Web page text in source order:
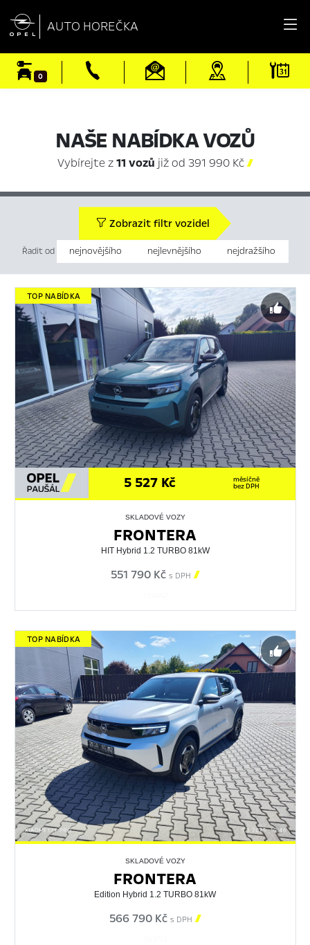
 AUTO HOREČKA
0
NAŠE NABÍDKA VOZŮ
Vybírejte z11 vozů již od 391 990 Kč
Zobrazit filtr vozidel
Řadit od nejnovějšího nejlevnějšího nejdražšího
TOP NABÍDKA
5 527 Kč měsíčně
bez DPH
SKLADOVÉ VOZY
FRONTERA
HIT Hybrid 1.2 TURBO 81kW
551 790 Kč s DPH 
TOP NABÍDKA
SKLADOVÉ VOZY
FRONTERA
Edition Hybrid 1.2 TURBO 81kW
566 790 Kč s DPH 